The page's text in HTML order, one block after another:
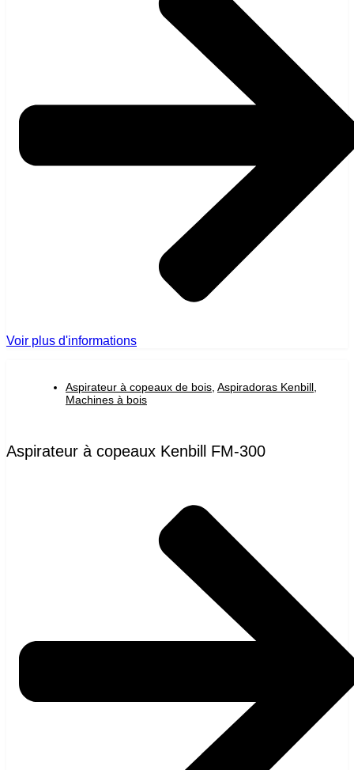
Voir plus d'informations
Aspirateur à copeaux de bois Aspiradoras Kenbill
Machines à bois
Aspirateur à copeaux Kenbill FM-300